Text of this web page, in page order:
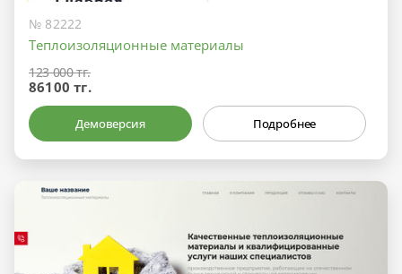
№ 82222
Теплоизоляционные материалы
123 000 тг.
86100 тг.
Демоверсия Подробнее